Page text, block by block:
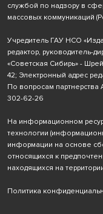
службой по надзору в
массовых коммуникаций
Учредитель ГАУ НСО
редактор, руководитель-
«Советская Сибирь» -
42; Электронный адрес
По вопросам партнерства
302-62-26
На информационном
технологии
информации на основе
относящихся к
находящихся на
Политика